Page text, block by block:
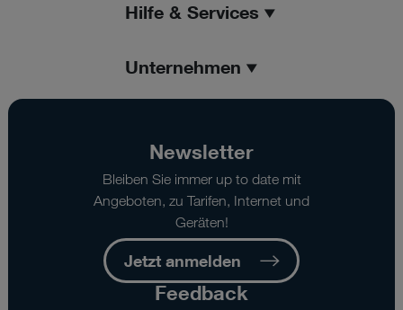
Hilfe & Services
Unternehmen
Newsletter
Bleiben Sie immer up to date mit
Angeboten, zu Tarifen, Internet und
Geräten!
Jetzt anmelden
Feedback